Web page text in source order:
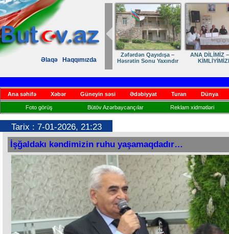
Əlaqə Haqqımızda
Zəfərdən Qayıdışa –
Həsrətin Sonu Yaxındır
ANA DİLİMİZ
Ana səhifə Xəbər Güneyin səsi Ədəbiyyat Turan Dünya
Foto görüş Bütöv Azərbaycançılar Reklam xidmətləri
Tarix : 7-01-2026, 21:23
İşğaldakı kəndimizin ruhu yaşamaqdadır…